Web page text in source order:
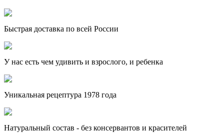
Быстрая доставка по всей России
У нас есть чем удивить и взрослого, и ребенка
Уникальная рецептура 1978 года
Натуральный состав - без консервантов и красителей